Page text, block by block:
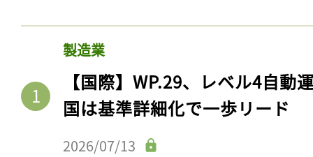
製造業
【国際】WP.29、レベル4自動
国は基準詳細化で一歩リード
2026/07/13